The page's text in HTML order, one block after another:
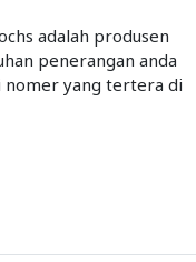
adalah produsen
penerangan anda
nomer yang tertera di